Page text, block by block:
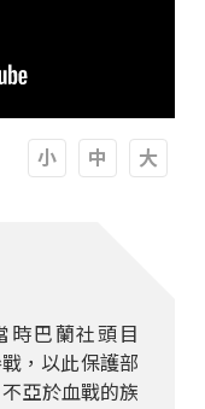
時巴蘭社頭目
，以此保護部
亞於血戰的族